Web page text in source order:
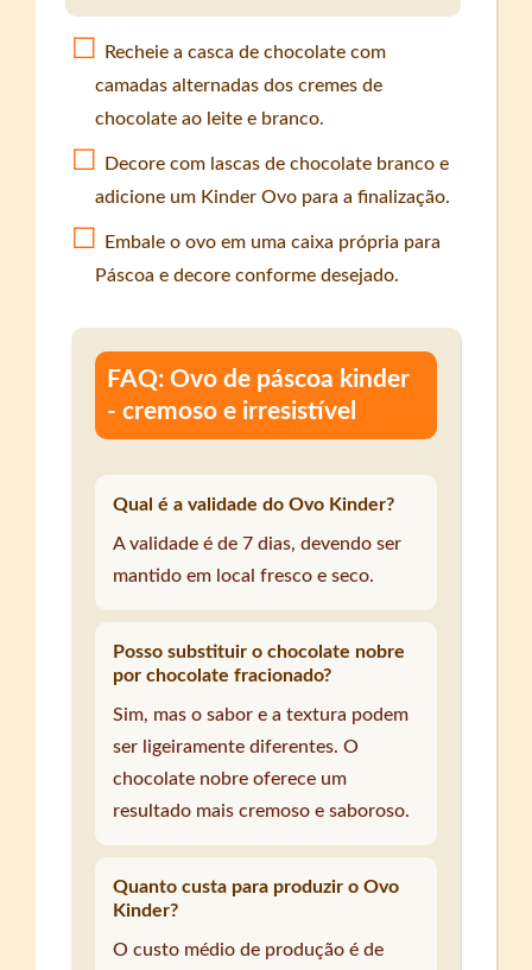
Recheie a casca de chocolate com
camadas alternadas dos cremes de
chocolate ao leite e branco.
Decore com lascas de chocolate branco e
adicione um Kinder Ovo para a finalização.
Embale o ovo em uma caixa própria para
Páscoa e decore conforme desejado.
FAQ: Ovo de páscoa kinder
- cremoso e irresistível
Qual é a validade do Ovo Kinder?
A validade é de 7 dias, devendo ser
mantido em local fresco e seco.
Posso substituir o chocolate nobre
por chocolate fracionado?
Sim, mas o sabor e a textura podem
ser ligeiramente diferentes. O
chocolate nobre oferece um
resultado mais cremoso e saboroso.
Quanto custa para produzir o Ovo
Kinder?
O custo médio de produção é de